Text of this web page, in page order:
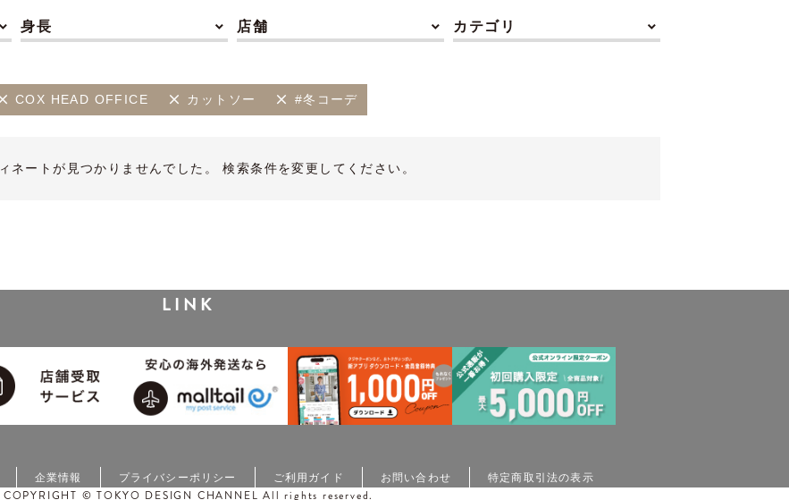
身長 店舗 カテゴリ
COX HEAD OFFICE カットソー #冬コーデ
ネートが見つかりませんでした。 検索条件を変更してください。
LINK
企業情報 プライバシーポリシー ご利用ガイド お問い合わせ 特定商取引法の表示
COPYRIGHT © TOKYO DESIGN CHANNEL All rights reserved.